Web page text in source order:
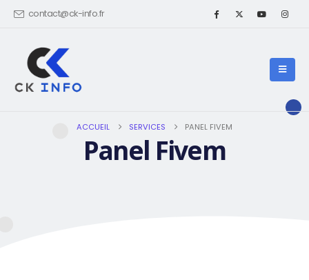
contact@ck-info.fr
ACCUEIL SERVICES PANEL FIVEM
Panel Fivem